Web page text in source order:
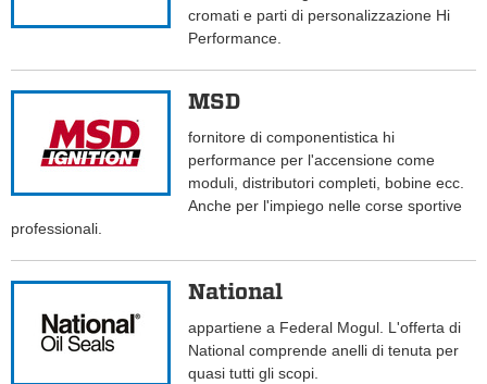
cromati e parti di personalizzazione Hi
Performance.
MSD
fornitore di componentistica hi
performance per l'accensione come
moduli, distributori completi, bobine ecc.
Anche per l'impiego nelle corse sportive
professionali.
National
appartiene a Federal Mogul. L'offerta di
National comprende anelli di tenuta per
quasi tutti gli scopi.